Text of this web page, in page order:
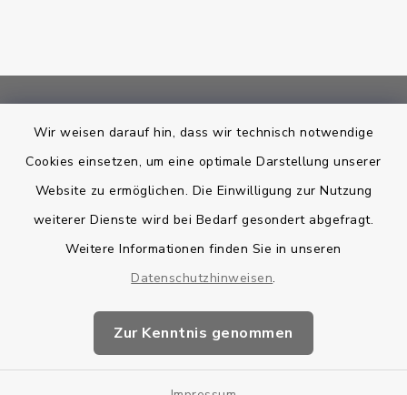
Wir weisen darauf hin, dass wir technisch notwendige
Cookies einsetzen, um eine optimale Darstellung unserer
Website zu ermöglichen. Die Einwilligung zur Nutzung
weiterer Dienste wird bei Bedarf gesondert abgefragt.
Weitere Informationen finden Sie in unseren
Datenschutzhinweisen.
Zur Kenntnis genommen
Bankverbindung
Kontakt
Barrierefreiheit
Datenschutz
Impressum